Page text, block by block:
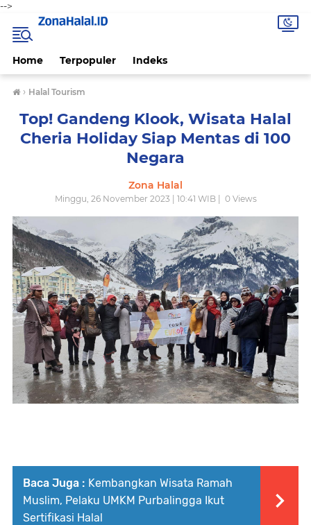
-->
Home Terpopuler Indeks
› Halal Tourism
Top! Gandeng Klook, Wisata Halal
Cheria Holiday Siap Mentas di 100
Negara
Zona Halal
Minggu, 26 November 2023 | 10:41 WIB | 0Views
Baca Juga : Kembangkan Wisata Ramah
Muslim, Pelaku UMKM Purbalingga Ikut
Sertifikasi Halal